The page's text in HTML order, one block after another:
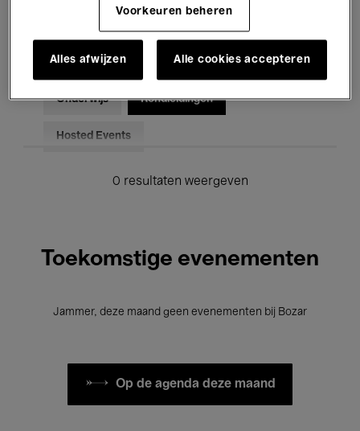
Voor iedereen Kids’ Palace
Onderwijs Rondleidingen
Hosted Events
0 resultaten weergeven
Toekomstige evenementen
Jammer, deze maand geen evenementen bij Bozar
Op de agenda deze maand
Voorkeuren beheren
Alles afwijzen Alle cookies accepteren